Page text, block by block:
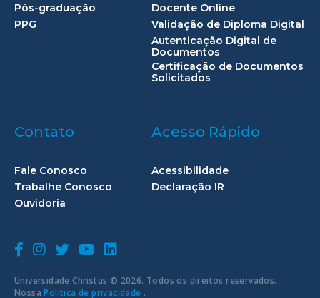
Universidade Christus © 2026. Todos os direitos reservados.
NossaPolítica de privacidade .
Pós-graduação
PPG
Docente Online
Validação de Diploma Digital
Autenticação Digital de
Documentos
Certificação de Documentos
Solicitados
Contato
Fale Conosco
Trabalhe Conosco
Ouvidoria
Acesso Rápido
Acessibilidade
Declaração IR